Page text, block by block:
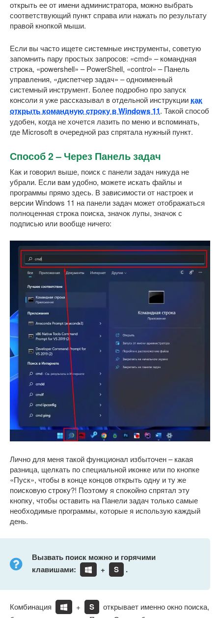
открыть ее от имени администратора, можно выбрать
соответствующий пункт справа или нажать по результату
правой кнопкой мыши.
Если вы часто ищете системные инструменты, советую
запомнить пару простых запросов: «cmd» – командная
строка, «powershell» – PowerShell, «control» – Панель
управления, «диспетчер задач» – одноименный
системный инструмент. Более подробно про запуск
консоли я уже рассказывал в отдельной инструкции как
открыть командную строку в Windows 11. Такой способ
удобен, когда не хочется лазить по меню и вспоминать,
где Microsoft в очередной раз спрятала нужный пункт.
Способ 2 – Через Панель задач
Как и говорил выше, поиск с панели задач никуда не
убрали. Если вам удобно, можете искать файлы и
программы прямо здесь. В зависимости от настроек и
версии Windows 11 на панели задач может отображаться
полноценная строка поиска, значок лупы, значок с
подписью или вообще ничего:
Лично для меня такой функционал избыточен – какая
разница, щелкать по специальной иконке или по кнопке
«Пуск», чтобы в конце концов открыть одну и ту же
поисковую строку?! Поэтому я спокойно спрятал эту
кнопку, чтобы оставить на Панели задач только самые
необходимые программы, которые я использую каждый
день.
Вызвать поиск можно и горячими
клавишами:
+ S .
Комбинация + S
открывает именно окно поиска,